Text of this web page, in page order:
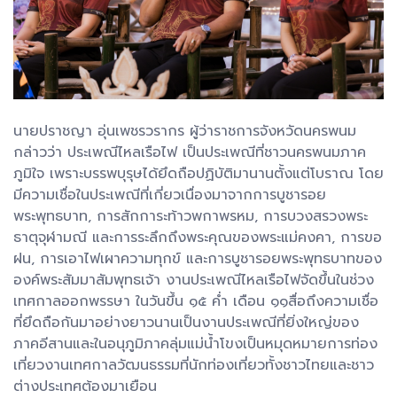
นายปราชญา อุ่นเพชรวรากร ผู้ว่าราชการจังหวัดนครพนม
กล่าวว่า ประเพณีไหลเรือไฟ เป็นประเพณีที่ชาวนครพนมภาค
ภูมิใจ เพราะบรรพบุรุษได้ยึดถือปฏิบัติมานานตั้งแต่โบราณ โดย
มีความเชื่อในประเพณีที่เกี่ยวเนื่องมาจากการบูชารอย
พระพุทธบาท, การสักการะท้าวพกาพรหม, การบวงสรวงพระ
ธาตุจุฬามณี และการระลึกถึงพระคุณของพระแม่คงคา, การขอ
ฝน, การเอาไฟเผาความทุกข์ และการบูชารอยพระพุทธบาทของ
องค์พระสัมมาสัมพุทธเจ้า งานประเพณีไหลเรือไฟจัดขึ้นในช่วง
เทศกาลออกพรรษา ในวันขึ้น ๑๕ ค่ำ เดือน ๑๑สื่อถึงความเชื่อ
ที่ยึดถือกันมาอย่างยาวนานเป็นงานประเพณีที่ยิ่งใหญ่ของ
ภาคอีสานและในอนุภูมิภาคลุ่มแม่น้ำโขงเป็นหมุดหมายการท่อง
เที่ยวงานเทศกาลวัฒนธรรมที่นักท่องเที่ยวทั้งชาวไทยและชาว
ต่างประเทศต้องมาเยือน